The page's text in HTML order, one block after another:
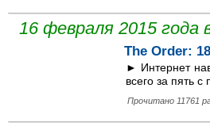
16 февраля 2015 года
The Order:
► Интернет
всего за пять с
Прочитано 11761